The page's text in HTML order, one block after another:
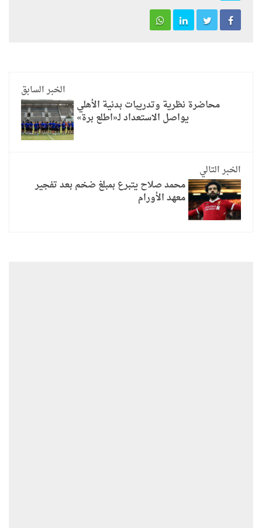
الخبر السابق
محاضرة نظرية وتدريبات بدنية الأهلي
يواصل الاستعداد لـ«اطلع برة»
الخبر التالي
محمد صلاح يتبرع بمبلغ ضخم بعد تفجير
معهد الأورام